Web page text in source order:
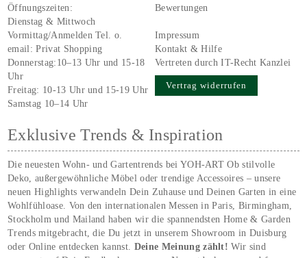
Öffnungszeiten:
Dienstag & Mittwoch
Vormittag/Anmelden Tel. o.
email:Privat Shopping
Donnerstag:10–13 Uhr und 15-18
Uhr
Freitag: 10-13 Uhr und 15-19 Uhr
Samstag 10–14 Uhr
Bewertungen
Impressum
Kontakt & Hilfe
Vertreten durch IT-Recht Kanzlei
Vertrag widerrufen
Exklusive Trends & Inspiration
Die neuesten Wohn- und Gartentrends bei YOH‑ART Ob stilvolle
Deko, außergewöhnliche Möbel oder trendige Accessoires – unsere
neuen Highlights verwandeln Dein Zuhause und Deinen Garten in eine
Wohlfühloase. Von den internationalen Messen in Paris, Birmingham,
Stockholm und Mailand haben wir die spannendsten Home & Garden
Trends mitgebracht, die Du jetzt in unserem Showroom in Duisburg
oder Online entdecken kannst. Deine Meinung zählt!Wir sind